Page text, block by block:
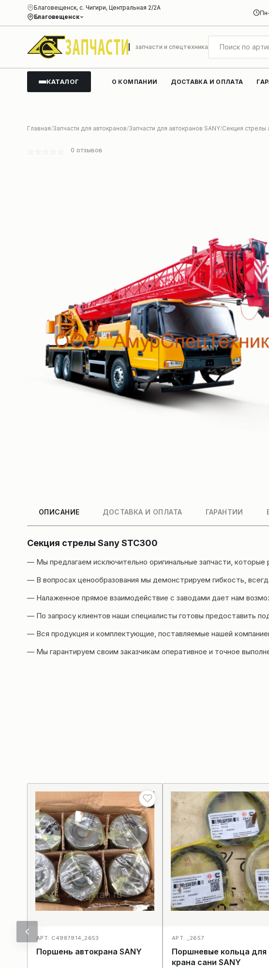
Благовещенск
Благовещенск, с. Чигири, Центральная 2/2А
запчасти и спецтехника
КАТАЛОГ О КОМПАНИИ ДОСТАВКА И ОПЛАТА
Главная Запчасти для автокранов Запчасти для автокранов SANY Секция стрелы
0 отзывов
ОПИСАНИЕ ДОСТАВКА И ОПЛАТА ГАРАНТИИ
Секция стрелы Sany STC300
— Мы предлагаем исключительно оригинальные запчасти,
— В вопросах ценообразования мы демонстрируем гибкость,
— Налаженное прямое взаимодействие с заводами дает нам
— По запросу клиентов наши специалисты готовы предоставить
— Вся продукция и комплектующие, поставляемые нашей
— Мы гарантируем своим заказчикам оперативное и точное
АРТ: С4987914_2653
Поршень автокрана SANY
АРТ: _2657
Поршневые кольца для
крана сани SANY